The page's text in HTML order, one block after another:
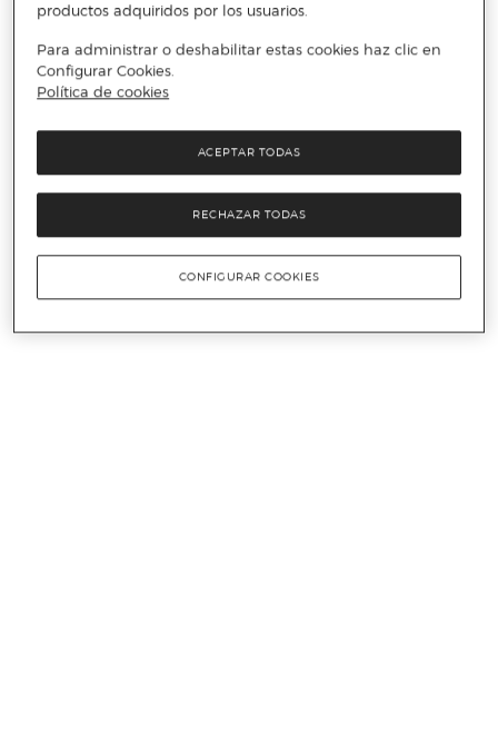
productos adquiridos por los usuarios.
Para administrar o deshabilitar estas cookies haz clic en
Configurar Cookies.
Política de cookies
RECHAZAR TODAS
ACEPTAR TODAS
CONFIGURAR COOKIES